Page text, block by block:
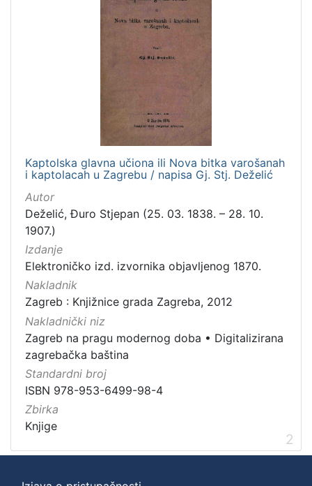
Kaptolska glavna učiona ili Nova bitka varošanah
i kaptolacah u Zagrebu / napisa Gj. Stj. Deželić
Autor
Deželić, Đuro Stjepan (25. 03. 1838. – 28. 10.
1907.)
Izdanje
Elektroničko izd. izvornika objavljenog 1870.
Nakladnik
Zagreb : Knjižnice grada Zagreba, 2012
Nakladnički niz
Zagreb na pragu modernog doba • Digitalizirana
zagrebačka baština
Standardni broj
ISBN 978-953-6499-98-4
Zbirka
Knjige
2